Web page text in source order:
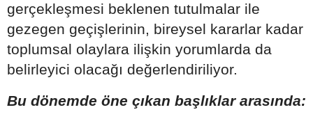
gerçekleşmesi beklenen tutulmalar ile
gezegen geçişlerinin, bireysel kararlar kadar
toplumsal olaylara ilişkin yorumlarda da
belirleyici olacağı değerlendiriliyor.
Bu dönemde öne çıkan başlıklar arasında: